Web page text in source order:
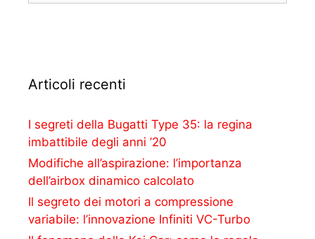
Articoli recenti
I segreti della Bugatti Type 35: la regina
imbattibile degli anni ’20
Modifiche all’aspirazione: l’importanza
dell’airbox dinamico calcolato
Il segreto dei motori a compressione
variabile: l’innovazione Infiniti VC-Turbo